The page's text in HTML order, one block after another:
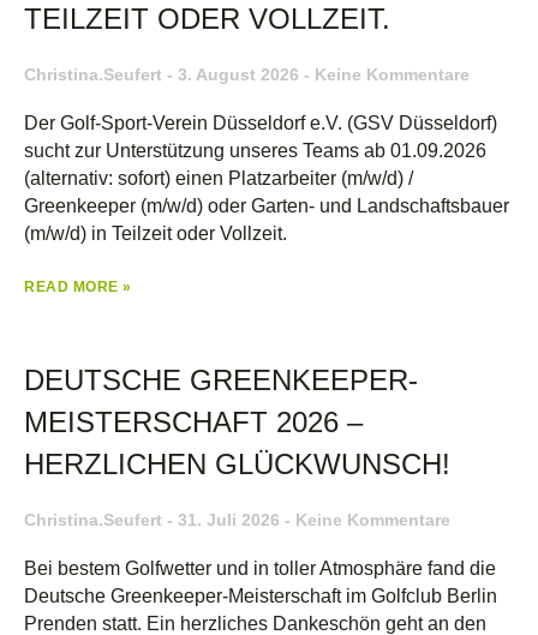
TEILZEIT ODER VOLLZEIT.
Christina.seufert 3. August 2026 Keine Kommentare
Der Golf-Sport-Verein Düsseldorf e.V. (GSV Düsseldorf)
sucht zur Unterstützung unseres Teams ab 01.09.2026
(alternativ: sofort) einen Platzarbeiter (m/w/d) /
Greenkeeper (m/w/d) oder Garten- und Landschaftsbauer
(m/w/d) in Teilzeit oder Vollzeit.
READ MORE »
DEUTSCHE GREENKEEPER-
MEISTERSCHAFT 2026 –
HERZLICHEN GLÜCKWUNSCH!
Christina.seufert 31. Juli 2026 Keine Kommentare
Bei bestem Golfwetter und in toller Atmosphäre fand die
Deutsche Greenkeeper-Meisterschaft im Golfclub Berlin
Prenden statt. Ein herzliches Dankeschön geht an den